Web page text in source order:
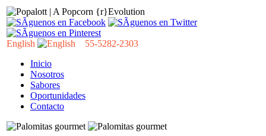
English
55-5282-2303
Inicio
Nosotros
Sabores
Oportunidades
Contacto